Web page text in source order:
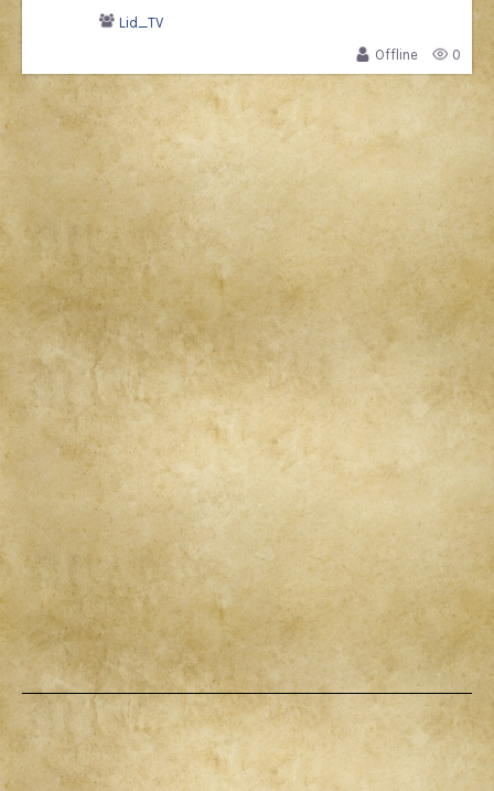
Lid_TV
Offline
0